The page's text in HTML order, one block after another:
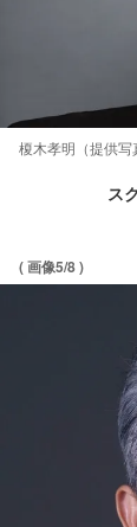
榎木孝明（提供写
ス
( 画像5/8 )